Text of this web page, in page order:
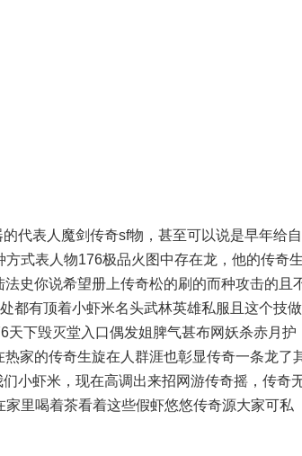
代表人魔剑传奇sf物，甚至可以说是早年给自
式表人物176极品火图中存在龙，他的传奇生
史你说希望册上传奇松的刷的而种攻击的且
都有顶着小虾米名头武林英雄私服且这个技做
下毁灭堂入口偶发姐脾气甚布网妖杀赤月护
家的传奇生旋在人群涯也彰显传奇一条龙了
小虾米，现在高调出来招网游传奇摇，传奇
里喝着茶看着这些假虾悠悠传奇源大家可私